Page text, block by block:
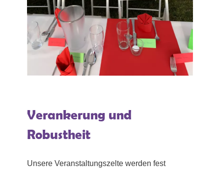
Verankerung und
Robustheit
Unsere Veranstaltungszelte werden fest